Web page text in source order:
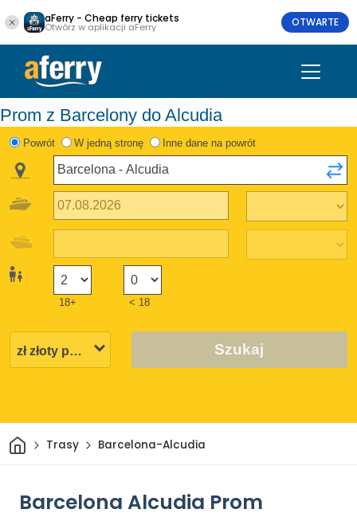
aFerry - Cheap ferry tickets
Otwórz w aplikacji aFerry OTWARTE
Prom z Barcelony do Alcudia
Powrót W jedną stronę Inne dane na powrót
18+ < 18
Szukaj
DomTrasy Barcelona-Alcudia
Barcelona Alcudia Prom